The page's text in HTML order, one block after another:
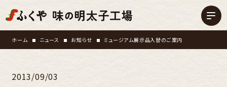
ホーム ニュース お知らせ ミュージアム展示品入替のご案内
2013/09/03